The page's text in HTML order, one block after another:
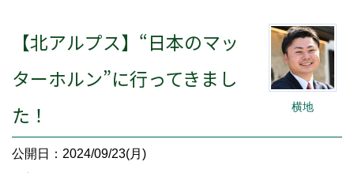
横地
【北アルプス】“日本のマッ
ターホルン”に行ってきまし
た！
公開日：2024/09/23(月)